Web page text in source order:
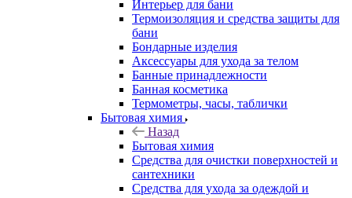
Интерьер для бани
Термоизоляция и средства защиты для
бани
Бондарные изделия
Аксеcсуары для ухода за телом
Банные принадлежности
Банная косметика
Термометры, часы, таблички
Бытовая химия
Назад
Бытовая химия
Средства для очистки поверхностей и
сантехники
Средства для ухода за одеждой и